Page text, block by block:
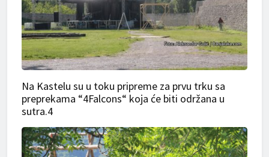
Na Kastelu su u toku pripreme za prvu trku sa
preprekama “4Falcons“ koja će biti održana u
sutra.4